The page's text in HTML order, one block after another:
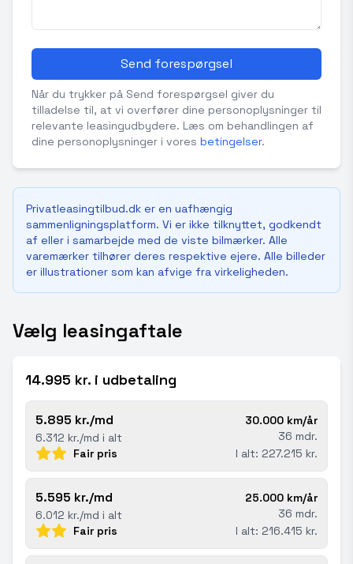
Send forespørgsel
Når du trykker på Send forespørgsel giver du
tilladelse til, at vi overfører dine personoplysninger til
relevante leasingudbydere. Læs om behandlingen af
dine personoplysninger i vores betingelser.
Privatleasingtilbud.dk er en uafhængig
sammenligningsplatform. Vi er ikke tilknyttet, godkendt
af eller i samarbejde med de viste bilmærker. Alle
varemærker tilhører deres respektive ejere. Alle billeder
er illustrationer som kan afvige fra virkeligheden.
Vælg leasingaftale
14.995 kr. i udbetaling
5.895 kr./md
6.312 kr./md i alt
30.000 km/år
36 mdr.
Fair pris
I alt: 227.215 kr.
5.595 kr./md
6.012 kr./md i alt
25.000 km/år
36 mdr.
Fair pris
I alt: 216.415 kr.